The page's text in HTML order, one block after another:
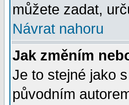
můžete zadat,
Návrat nahoru
Jak změním
Je to stejné jako
původním